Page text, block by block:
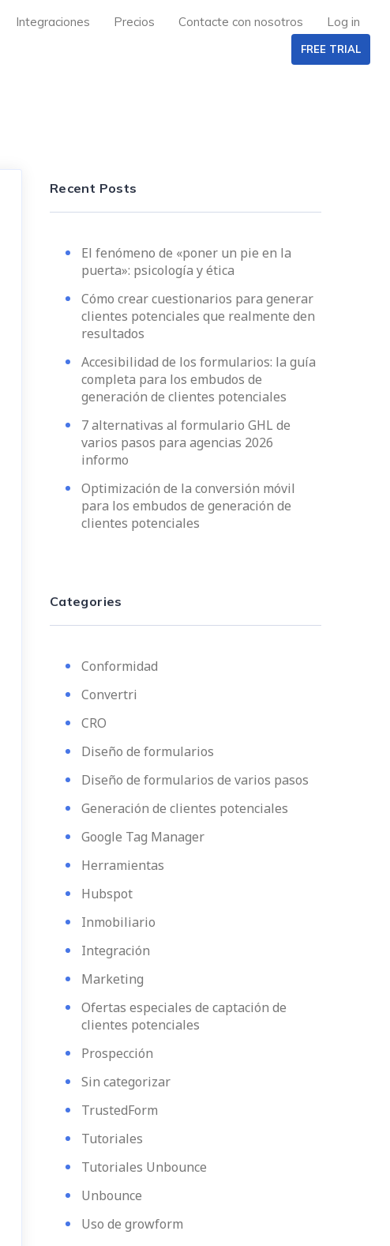
Integraciones Precios Contacte con nosotros Log in
FREE TRIAL
Recent Posts
El fenómeno de «poner un pie en la
puerta»: psicología y ética
Cómo crear cuestionarios para generar
clientes potenciales que realmente den
resultados
Accesibilidad de los formularios: la guía
completa para los embudos de
generación de clientes potenciales
7 alternativas al formulario GHL de
varios pasos para agencias 2026
informo
Optimización de la conversión móvil
para los embudos de generación de
clientes potenciales
Categories
Conformidad
Convertri
CRO
Diseño de formularios
Diseño de formularios de varios pasos
Generación de clientes potenciales
Google Tag Manager
Herramientas
Hubspot
Inmobiliario
Integración
Marketing
Ofertas especiales de captación de
clientes potenciales
Prospección
Sin categorizar
TrustedForm
Tutoriales
Tutoriales Unbounce
Unbounce
Uso de growform